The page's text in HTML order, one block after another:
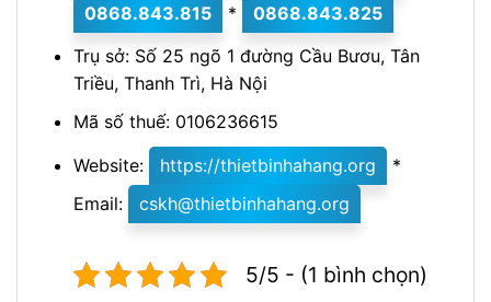
0868.843.815
*
0868.843.825
Trụ sở: Số 25 ngõ 1 đường Cầu Bươu, Tân
Triều, Thanh Trì, Hà Nội
Mã số thuế: 0106236615
Website:
https://thietbinhahang.org
*
Email:
cskh@thietbinhahang.org
5/5 - (1 bình chọn)